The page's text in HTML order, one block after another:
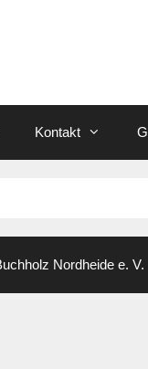
Kontakt
Nordheide e. V.